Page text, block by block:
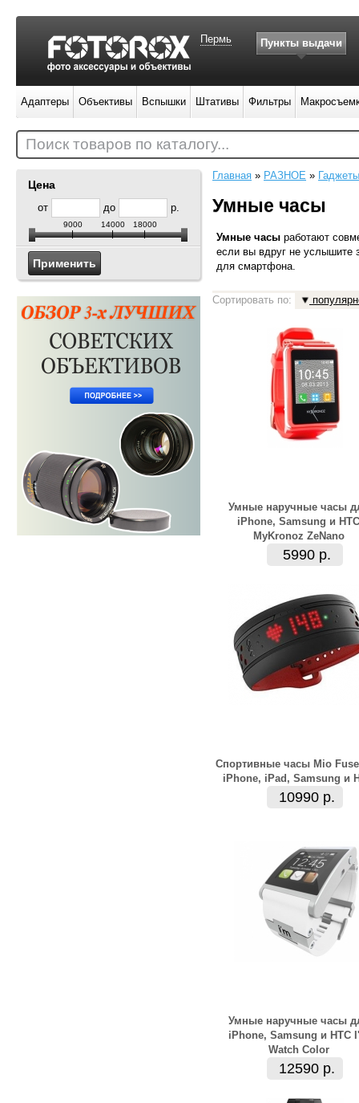
Цена
от до р.
9000 14000 18000
Главная » РАЗНОЕ » Гаджеты
Умные часы
Умные часы работают
если вы вдруг не услышите
для смартфона.
Сортировать по:
Умные наручные часы
iPhone, Samsung и HTC
MyKronoz ZeNano
5990 р.
Спортивные часы Mio
iPhone, iPad, Samsung и
10990 р.
Умные наручные часы
iPhone, Samsung и HTC
Watch Color
12590 р.
Пермь Пункты выдачи
Адаптеры Объективы Вспышки Штативы Фильтры
Поиск товаров по каталогу...